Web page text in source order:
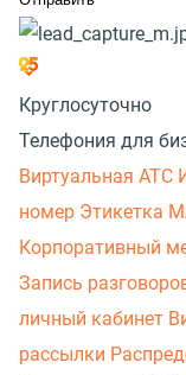
Круглосуточно
Телефония для
Виртуальная АТС
номер Этикетка
Корпоративный
Запись
личный кабинет
рассылки